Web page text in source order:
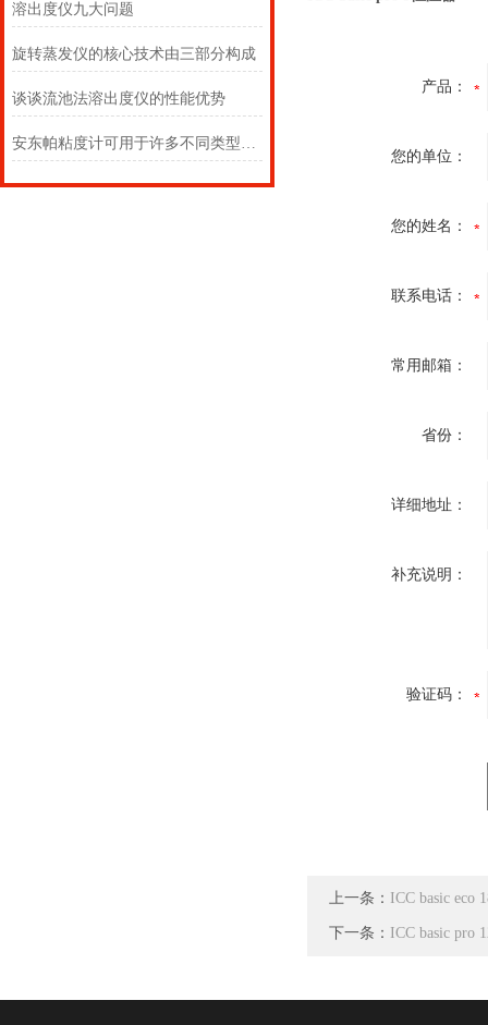
溶出度仪九大问题
旋转蒸发仪的核心技术由三部分构成
谈谈流池法溶出度仪的性能优势
安东帕粘度计可用于许多不同类型的液体
产品：
您的单位：
您的姓名：
联系电话：
常用邮箱：
省份：
详细地址：
补充说明：
验证码：
上一条： ICC basic eco
下一条： ICC basic pro